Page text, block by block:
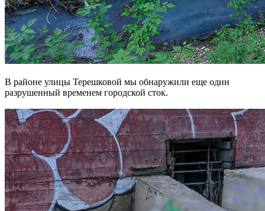
В районе улицы Терешковой мы обнаружили еще один
разрушенный временем городской сток.